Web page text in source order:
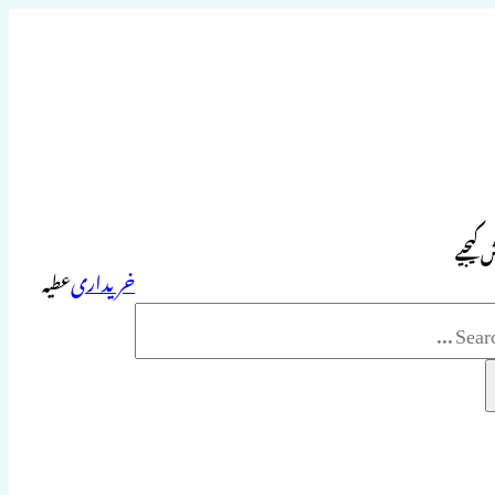
کیجیے
خریداریعطیہ